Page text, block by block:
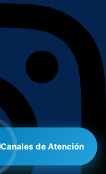
Canales de Atención